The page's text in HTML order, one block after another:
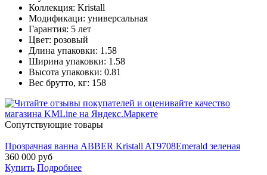
Коллекция: Kristall
Модификаци: универсальная
Гарантия: 5 лет
Цвет: розовый
Длина упаковки: 1.58
Ширина упаковки: 1.58
Высота упаковки: 0.81
Вес брутто, кг: 158
Cопутствующие товары
Прозрачная ванна ABBER Kristall AT9708Emerald зеленая
360 000 руб
Купить Подробнее